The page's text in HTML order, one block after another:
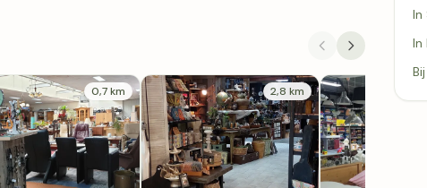
0,7 km 2,8 km
In
In